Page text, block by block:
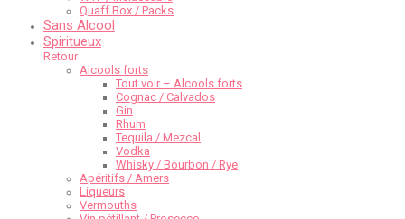
Quaff Box / Packs
Sans Alcool
Spiritueux
Retour
Alcools forts
Tout voir – Alcools forts
Cognac / Calvados
Gin
Rhum
Tequila / Mezcal
Vodka
Whisky / Bourbon / Rye
Apéritifs / Amers
Liqueurs
Vermouths